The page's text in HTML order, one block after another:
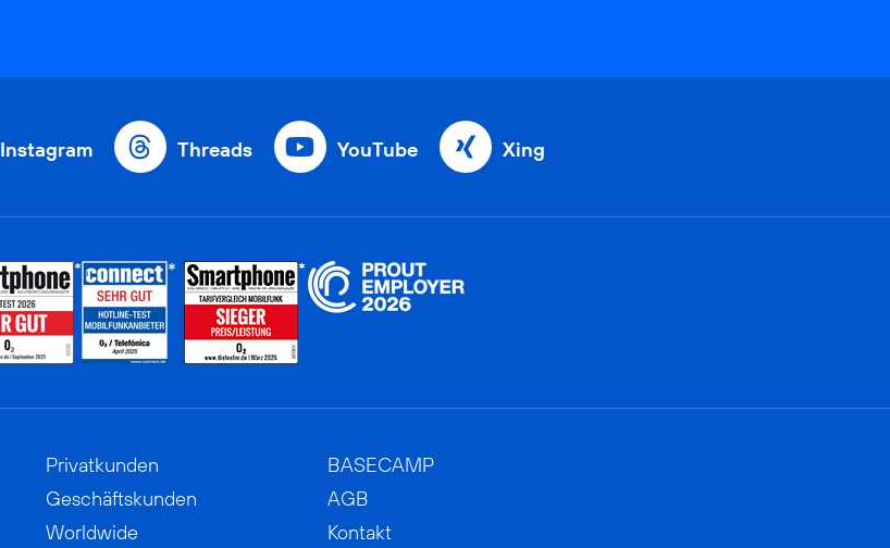
Instagram Threads YouTube Xing
Privatkunden
Geschäftskunden
Worldwide
BASECAMP
AGB
Kontakt